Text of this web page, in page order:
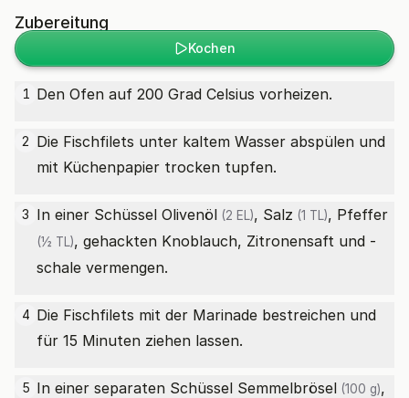
Zubereitung
Kochen
1 Den Ofen auf 200 Grad Celsius vorheizen.
2 Die Fischfilets unter kaltem Wasser abspülen und
mit Küchenpapier trocken tupfen.
3 In einer Schüssel Olivenöl (2 EL), Salz (1 TL), Pfeffer
(½ TL), gehackten Knoblauch, Zitronensaft und -
schale vermengen.
4 Die Fischfilets mit der Marinade bestreichen und
für 15 Minuten ziehen lassen.
5 In einer separaten Schüssel Semmelbrösel (100 g),